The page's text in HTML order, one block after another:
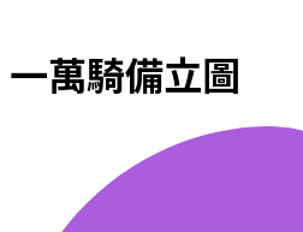
一萬騎備立圖